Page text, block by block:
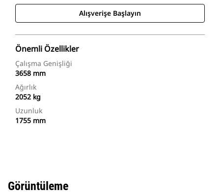
Alışverişe Başlayın
Önemli Özellikler
Çalışma Genişliği
3658 mm
Ağırlık
2052 kg
Uzunluk
1755 mm
Görüntüleme